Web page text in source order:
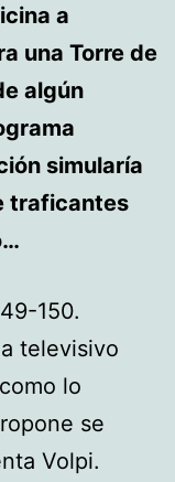
a
una Torre de
algún
simularía
traficantes
150.
televisivo
lo
se
Volpi.